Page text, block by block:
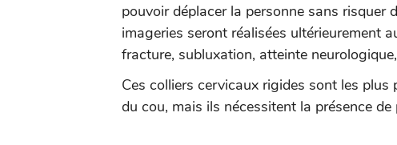
pouvoir déplacer la personne sans risquer
imageries seront réalisées ultérieurement
fracture, subluxation, atteinte
Ces colliers cervicaux rigides sont les
du cou, mais ils nécessitent la présence